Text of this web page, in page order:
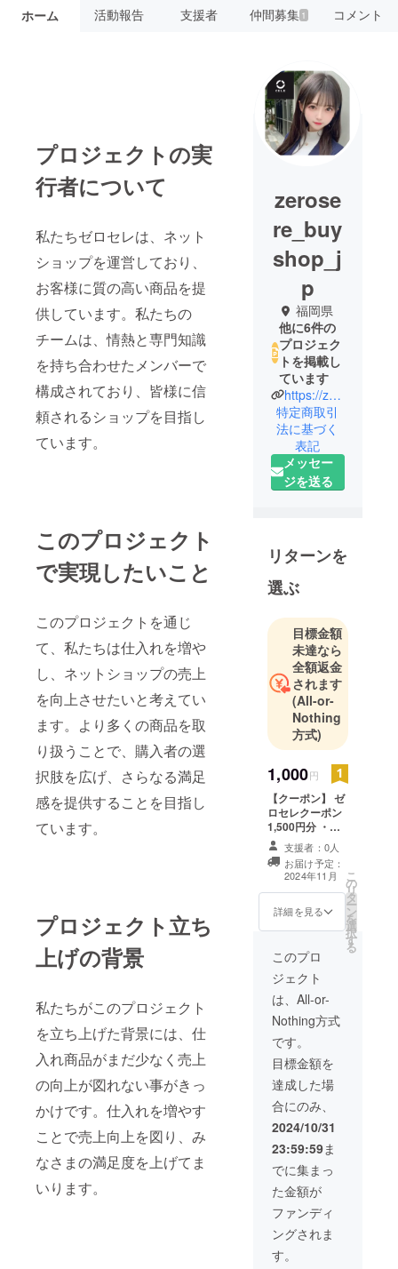
ホーム 活動報告 支援者 仲間募集 1 コメント
プロジェクトの実
行者について
私たちゼロセレは、ネット
ショップを運営しており、
お客様に質の高い商品を提
供しています。私たちの
チームは、情熱と専門知識
を持ち合わせたメンバーで
構成されており、皆様に信
頼されるショップを目指し
ています。
このプロジェクト
で実現したいこと
このプロジェクトを通じ
て、私たちは仕入れを増や
し、ネットショップの売上
を向上させたいと考えてい
ます。より多くの商品を取
り扱うことで、購入者の選
択肢を広げ、さらなる満足
感を提供することを目指し
ています。
プロジェクト立ち
上げの背景
私たちがこのプロジェクト
を立ち上げた背景には、仕
入れ商品がまだ少なく売上
の向上が図れない事がきっ
かけです。仕入れを増やす
ことで売上向上を図り、み
なさまの満足度を上げてま
いります。
zerose
re_buy
shop_j
p
福岡県
他に6件の
プロジェク
トを掲載し
ています
https://zerosere.buyshop.jp/
特定商取引
法に基づく
表記
メッセー
ジを送る
リターンを
選ぶ
目標金額
未達なら
全額返金
されます
(All-or-
Nothing
方式)
1,000円
【クーポン】 ゼ
ロセレクーポン
1,500円分 ・ゼ
ロセレでのお買
い物にご利用い
ただけます。1枚
ずつの利用が可
能です。 ・現金
への交換はでき
メールにてクー
ポンコードを送
付いたします。
・有効期間：
2024年11月1
日〜2025年1月
31日までの3か
月間
支援者：0人
お届け予定：
2024年11月
詳細を見る
こ
の
リ
タ
ー
ン
を
選
択
す
る
このプロ
ジェクト
は、All-or-
Nothing方式
です。
目標金額を
達成した場
合にのみ、
2024/10/31
23:59:59ま
でに集まっ
た金額が
ファンディ
ングされま
す。